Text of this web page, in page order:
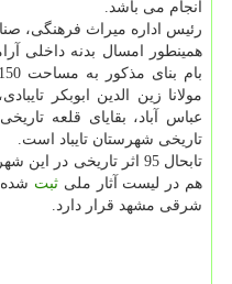
انجام می باشد.
رئیس اداره میراث فرهنگی،
همینطور امسال بدنه داخلی
مولانا زین الدین ابوبكر
عباس آباد، بقایای قلعه
تاریخی شهرستان تایباد است.
هم در لیست آثار ملیثبت
شرقی مشهد قرار دارد.